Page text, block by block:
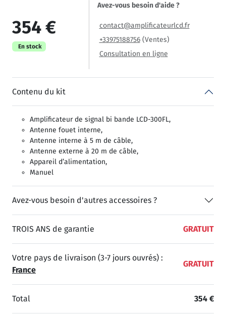
354 €
En stock
Avez-vous besoin d'aide ?
contact@amplificateurlcd.fr
+33975188756(Ventes)
Consultation en ligne
Contenu du kit
Amplificateur de signal bi bande LCD-300FL,
Antenne fouet interne,
Antenne interne à 5 m de câble,
Antenne externe à 20 m de câble,
Appareil d’alimentation,
Manuel
Avez-vous besoin d'autres accessoires ?
TROIS ANS de garantie GRATUIT
Votre pays de livraison (3-7 jours ouvrés) :
France
GRATUIT
Total 354 €